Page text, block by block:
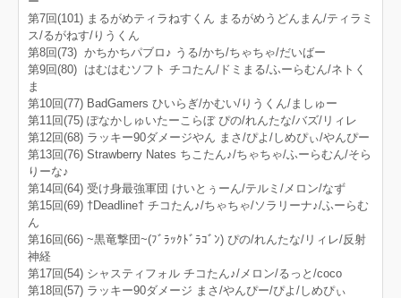
第7回(101) まるがめティラねすくん まるがめうどんまん/ティラミ
ス/るがねす/りうくん
第8回(73) かちかちパブロ♪ うる/かち/ちゃちゃ/だいばー
第9回(80) はむはむソフト チコたん/ドミまる/ふーらむん/ネトく
ま
第10回(77) BadGamers ひいらぎ/かむい/りうくん/ましゅー
第11回(75) ぽなかしゅいたーこらぼ ぴの/れんたな/バズ/リィレ
第12回(68) ラッキー90ダメージやん まさ/ぴよ/しめぴぃ/やんぴー
第13回(76) Strawberry Nates ちこたん♪/ちゃちゃ/ふーらむん/そら
りーな♪
第14回(64) 受け身最強軍団 けいとぅーん/テルミ/メロン/なず
第15回(69) †Deadline† チコたん♪/ちゃちゃ/ソラリーナ♪/ふーらむ
ん
第16回(66) ~黒竜撃団~(ﾌﾞﾗｯｸﾄﾞﾗｺﾞﾝ) ぴの/れんたな/リィレ/反射
神経
第17回(54) シャスティフォル チコたん♪/メロン/るっと/coco
第18回(57) ラッキー90ダメージ まさ/やんぴー/ぴよ/しめぴぃ